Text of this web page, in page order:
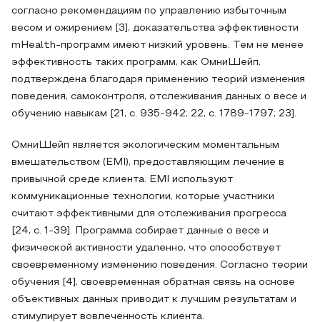
согласно рекомендациям по управлению избыточным
весом и ожирением [3], доказательства эффективности
mHealth-программ имеют низкий уровень. Тем не менее
эффективность таких программ, как ОмниШейп,
подтверждена благодаря применению теорий изменения
поведения, самоконтроля, отслеживания данных о весе и
обучению навыкам [21, с. 935-942; 22, с. 1789-1797; 23].
ОмниШейп является экологическим моментальным
вмешательством (EMI), предоставляющим лечение в
привычной среде клиента. EMI используют
коммуникационные технологии, которые участники
считают эффективными для отслеживания прогресса
[24, с. 1-39]. Программа собирает данные о весе и
физической активности удаленно, что способствует
своевременному изменению поведения. Согласно теории
обучения [4], своевременная обратная связь на основе
объективных данных приводит к лучшим результатам и
стимулирует вовлеченность клиента.